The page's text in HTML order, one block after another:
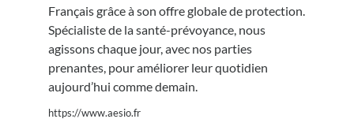
Français grâce à son offre globale de protection.
Spécialiste de la santé-prévoyance, nous
agissons chaque jour, avec nos parties
prenantes, pour améliorer leur quotidien
aujourd’hui comme demain.
https://www.aesio.fr